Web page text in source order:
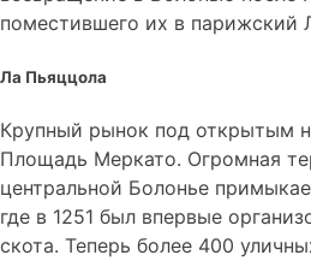
поместившего их в парижский
Ла Пьяццола
Крупный рынок под открытым
Площадь Меркато. Огромная
центральной Болонье
где в 1251 был впервые
скота. Теперь более 400